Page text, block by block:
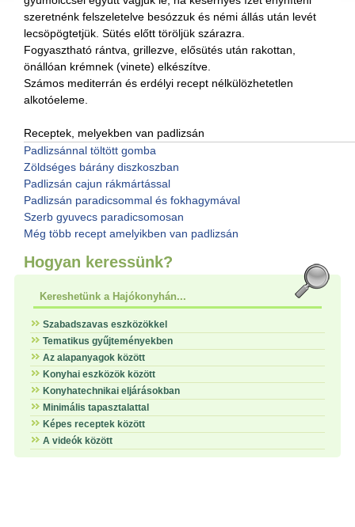
szeretnénk felszeletelve besózzuk és némi állás után levét
lecsöpögtetjük. Sütés előtt töröljük szárazra.
Fogyasztható rántva, grillezve, elősütés után rakottan,
önállóan krémnek (vinete) elkészítve.
Számos mediterrán és erdélyi recept nélkülözhetetlen
alkotóeleme.
Receptek, melyekben van padlizsán
Padlizsánnal töltött gomba
Zöldséges bárány diszkoszban
Padlizsán cajun rákmártással
Padlizsán paradicsommal és fokhagymával
Szerb gyuvecs paradicsomosan
Még több recept amelyikben van padlizsán
Hogyan keressünk?
Kereshetünk a Hajókonyhán...
Szabadszavas eszközökkel
Tematikus gyűjteményekben
Az alapanyagok között
Konyhai eszközök között
Konyhatechnikai eljárásokban
Minimális tapasztalattal
Képes receptek között
A videók között